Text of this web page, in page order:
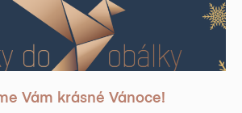
Vám krásné Vánoce!